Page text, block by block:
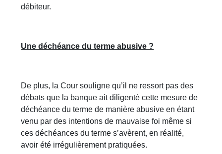
débiteur.
Une déchéance du terme abusive ?
De plus, la Cour souligne qu’il ne ressort pas des
débats que la banque ait diligenté cette mesure de
déchéance du terme de manière abusive en étant
venu par des intentions de mauvaise foi même si
ces déchéances du terme s’avèrent, en réalité,
avoir été irrégulièrement pratiquées.